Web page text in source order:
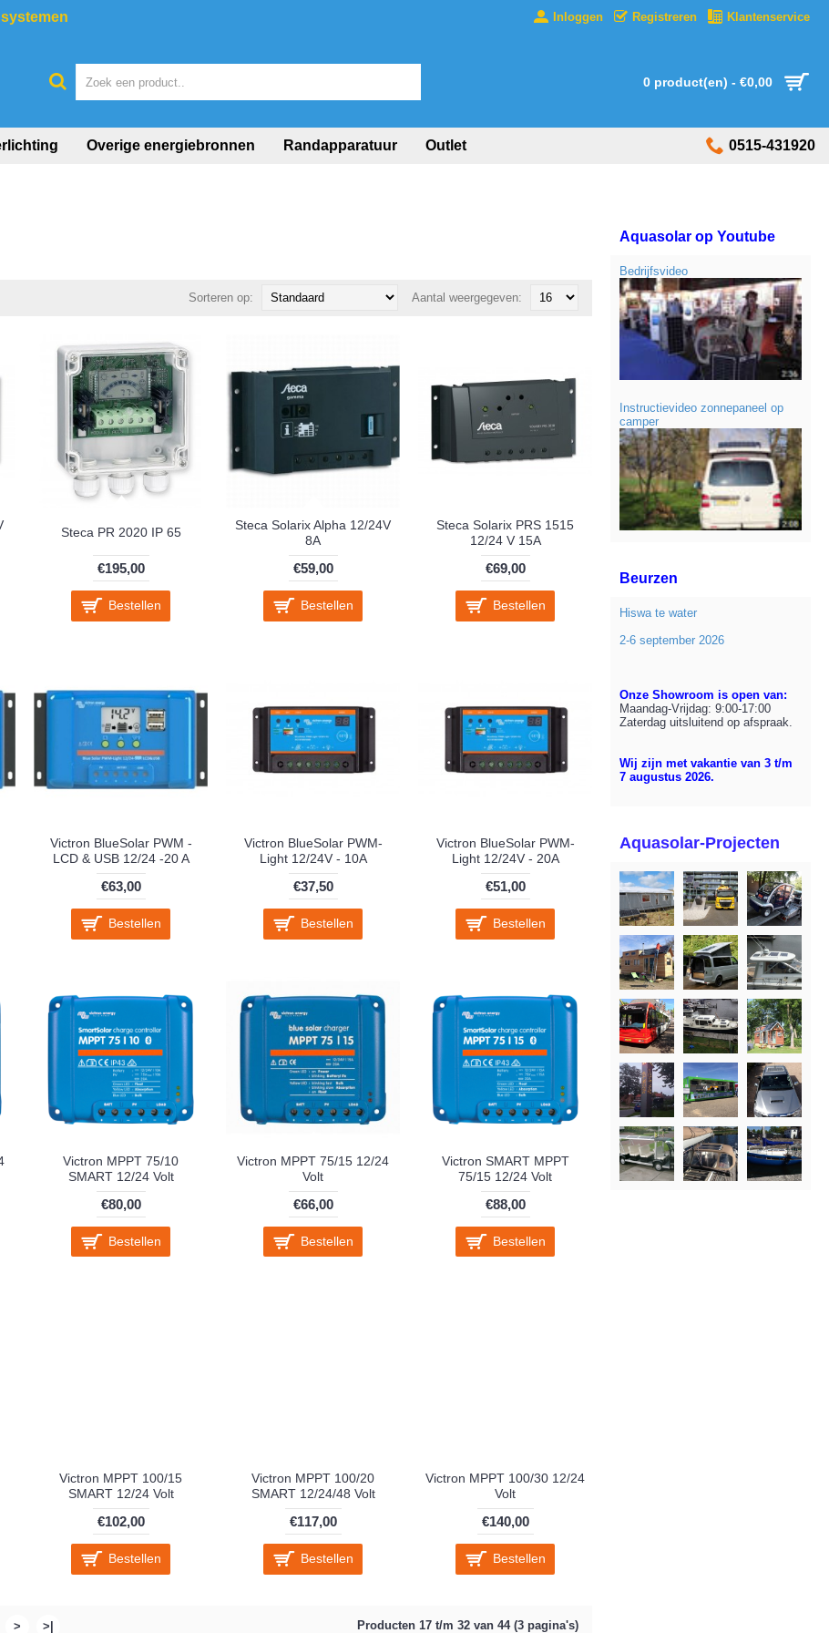
Inloggen Registreren Klantenservice
0 product(en) - €0,00
Overige energiebronnen Randapparatuur Outlet 0515-431920
Aquasolar op Youtube
Bedrijfsvideo
Instructievideo zonnepaneel op
camper
Beurzen
Hiswa te water
2-6 september 2026
Onze Showroom is open van:
Maandag-Vrijdag: 9:00-17:00
Zaterdag uitsluitend op afspraak.
Wij zijn met vakantie van 3 t/m
7 augustus 2026.
Aquasolar-Projecten
Aantal weergegeven:
Sorteren op:
Steca PR 2020 IP 65
€195,00
Bestellen
Steca Solarix Alpha 12/24V
8A
€59,00
Bestellen
Steca Solarix PRS 1515
12/24 V 15A
€69,00
Bestellen
Victron BlueSolar PWM -
LCD & USB 12/24 -20 A
€63,00
Bestellen
Victron BlueSolar PWM-
Light 12/24V - 10A
€37,50
Bestellen
Victron BlueSolar PWM-
Light 12/24V - 20A
€51,00
Bestellen
Victron MPPT 75/10
SMART 12/24 Volt
€80,00
Bestellen
Victron MPPT 75/15 12/24
Volt
€66,00
Bestellen
Victron SMART MPPT
75/15 12/24 Volt
€88,00
Bestellen
Victron MPPT 100/15
SMART 12/24 Volt
€102,00
Bestellen
Victron MPPT 100/20
SMART 12/24/48 Volt
€117,00
Bestellen
Victron MPPT 100/30 12/24
Volt
€140,00
Bestellen
> >| Producten 17 t/m 32 van 44 (3 pagina's)